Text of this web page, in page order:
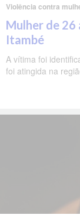
Violência contra
Mulher de 26
Itambé
A vítima foi
foi atingida na